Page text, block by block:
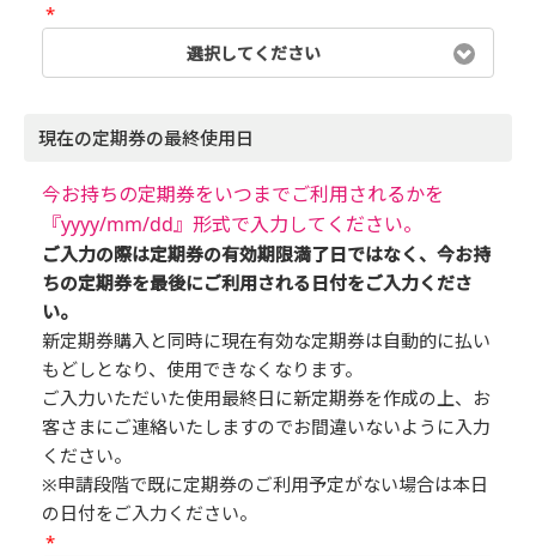
*
選択してください
現在の定期券の最終使用日
今お持ちの定期券をいつまでご利用されるかを
『yyyy/mm/dd』形式で入力してください。
ご入力の際は定期券の有効期限満了日ではなく、今お持
ちの定期券を最後にご利用される日付をご入力くださ
い。
新定期券購入と同時に現在有効な定期券は自動的に払い
もどしとなり、使用できなくなります。
ご入力いただいた使用最終日に新定期券を作成の上、お
客さまにご連絡いたしますのでお間違いないように入力
ください。
※申請段階で既に定期券のご利用予定がない場合は本日
の日付をご入力ください。
*